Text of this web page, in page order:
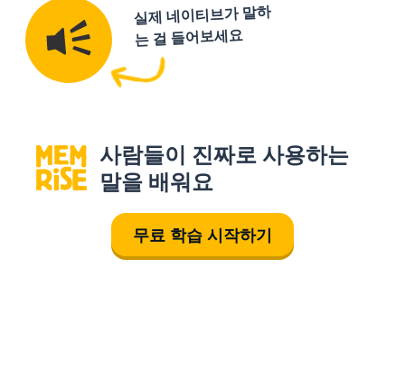
실제 네이티브가 말하
는 걸 들어보세요
사람들이 진짜로 사용하는
말을 배워요
무료 학습 시작하기